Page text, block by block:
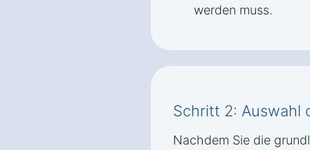
werden muss.
Schritt 2: Auswahl
Nachdem Sie die